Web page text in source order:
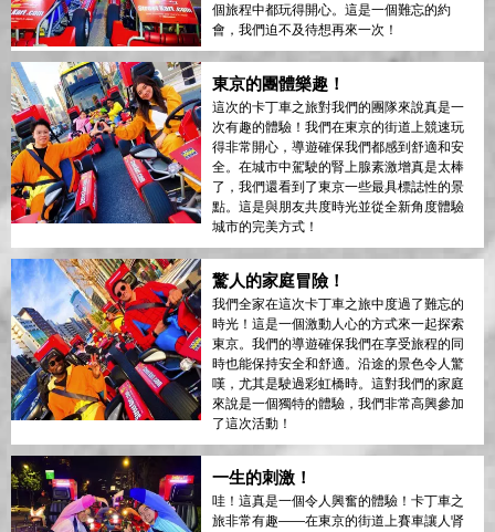
個旅程中都玩得開心。這是一個難忘的約
會，我們迫不及待想再來一次！
東京的團體樂趣！
這次的卡丁車之旅對我們的團隊來說真是一
次有趣的體驗！我們在東京的街道上競速玩
得非常開心，導遊確保我們都感到舒適和安
全。在城市中駕駛的腎上腺素激增真是太棒
了，我們還看到了東京一些最具標誌性的景
點。這是與朋友共度時光並從全新角度體驗
城市的完美方式！
驚人的家庭冒險！
我們全家在這次卡丁車之旅中度過了難忘的
時光！這是一個激動人心的方式來一起探索
東京。我們的導遊確保我們在享受旅程的同
時也能保持安全和舒適。沿途的景色令人驚
嘆，尤其是駛過彩虹橋時。這對我們的家庭
來說是一個獨特的體驗，我們非常高興參加
了這次活動！
一生的刺激！
哇！這真是一個令人興奮的體驗！卡丁車之
旅非常有趣——在東京的街道上賽車讓人肾